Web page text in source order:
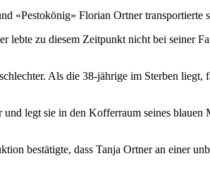
«Pestokönig» Florian Ortner transportierte
zu diesem Zeitpunkt nicht bei seiner
Als die 38-jährige im Sterben
legt sie in den Kofferraum seines
bestätigte, dass Tanja Ortner an einer